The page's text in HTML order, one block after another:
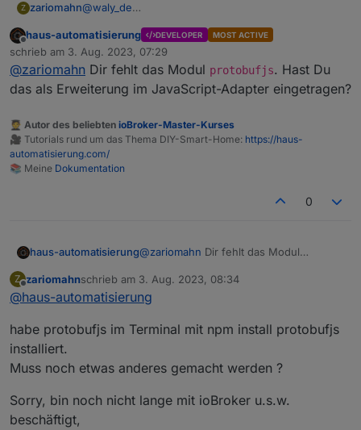
Z zariomahn@waly_de
Fehlermeldungen...
Offline
haus-automatisierung DEVELOPER MOST ACTIVE
schrieb am 3. Aug. 2023, 07:29
zuletzt editiert von
@zariomahn Dir fehlt das Modul protobufjs. Hast Du
das als Erweiterung im JavaScript-Adapter eingetragen?
🧑‍🎓 Autor des beliebten ioBroker-Master-Kurses
🎥 Tutorials rund um das Thema DIY-Smart-Home: https://haus-
automatisierung.com/
📚 Meine Dokumentation
0
haus-automatisierung@zariomahn Dir fehlt das Modul
Erweiterung im JavaScript-Adapter
eingetragen?
Z
Offline
zariomahnschrieb am 3. Aug. 2023, 08:34
zuletzt editiert von
@haus-automatisierung
habe protobufjs im Terminal mit npm install protobufjs
installiert.
Muss noch etwas anderes gemacht werden ?
Sorry, bin noch nicht lange mit ioBroker u.s.w.
beschäftigt,